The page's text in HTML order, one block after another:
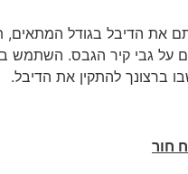
את הדיבל בגודל המתאים,
על גבי קיר הגבס. השתמש
ברצונך להתקין את הדיבל.